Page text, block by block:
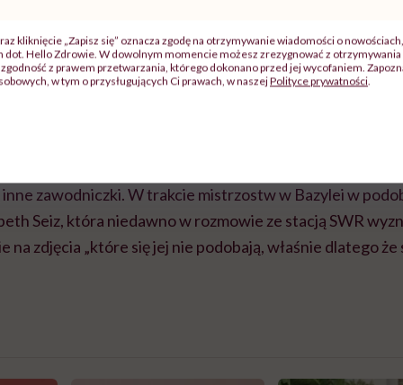
tylko zmianą stylu, ale także zaprezentowaniem, że dla
ubioru.
i dumna, że mogę nosić ten kombinezon i pokazać, że można
inne zawodniczki. W trakcie mistrzostw w Bazylei w
Seiz, która niedawno w rozmowie ze stacją SWR
na zdjęcia „które się jej nie podobają, właśnie dlatego
kliknięcie „Zapisz się” oznacza zgodę na otrzymywanie wiadomości o
dot. Hello Zdrowie. W dowolnym momencie możesz zrezygnować z
zgodność z prawem przetwarzania, którego dokonano przed jej wycofaniem.
w tym o przysługujących Ci prawach, w naszejPolityce prywatności.